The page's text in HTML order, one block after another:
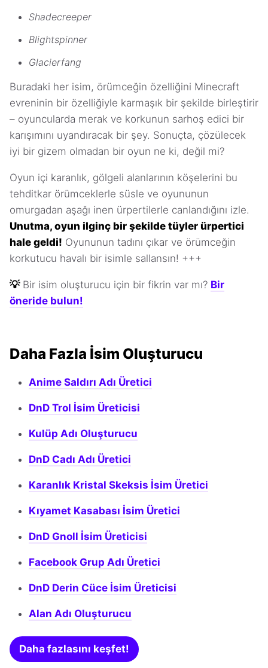
Shadecreeper
Blightspinner
Glacierfang
Buradaki her isim, örümceğin özelliğini Minecraft
evreninin bir özelliğiyle karmaşık bir şekilde birleştirir
– oyuncularda merak ve korkunun sarhoş edici bir
karışımını uyandıracak bir şey. Sonuçta, çözülecek
iyi bir gizem olmadan bir oyun ne ki, değil mi?
Oyun içi karanlık, gölgeli alanlarının köşelerini bu
tehditkar örümceklerle süsle ve oyununun
omurgadan aşağı inen ürpertilerle canlandığını izle.
Unutma, oyun ilginç bir şekilde tüyler ürpertici
hale geldi! Oyununun tadını çıkar ve örümceğin
korkutucu havalı bir isimle sallansın! +++
💡 Bir isim oluşturucu için bir fikrin var mı? Bir
öneride bulun!
Daha Fazla İsim Oluşturucu
Anime Saldırı Adı Üretici
DnD Trol İsim Üreticisi
Kulüp Adı Oluşturucu
DnD Cadı Adı Üretici
Karanlık Kristal Skeksis İsim Üretici
Kıyamet Kasabası İsim Üretici
DnD Gnoll İsim Üreticisi
Facebook Grup Adı Üretici
DnD Derin Cüce İsim Üreticisi
Alan Adı Oluşturucu
Daha fazlasını keşfet!